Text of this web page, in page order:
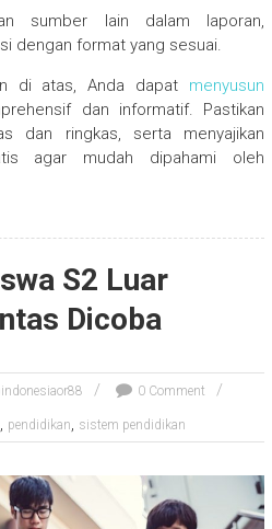
sumber lain dalam laporan,
dengan format yang sesuai.
di atas, Anda dapat menyusun
dan informatif. Pastikan
dan ringkas, serta menyajikan
agar mudah dipahami oleh
S2 Luar
Dicoba
0 Comment
, pendidikan, sistem pendidikan